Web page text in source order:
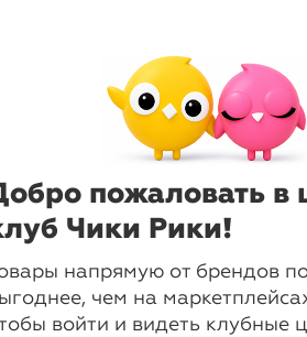
пожаловать в
Чики Рики!
напрямую от брендов
чем на
войти и видеть клубные
Нажмите, чтобы
доступ к клубным